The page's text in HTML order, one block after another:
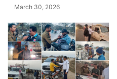
March 30, 2026